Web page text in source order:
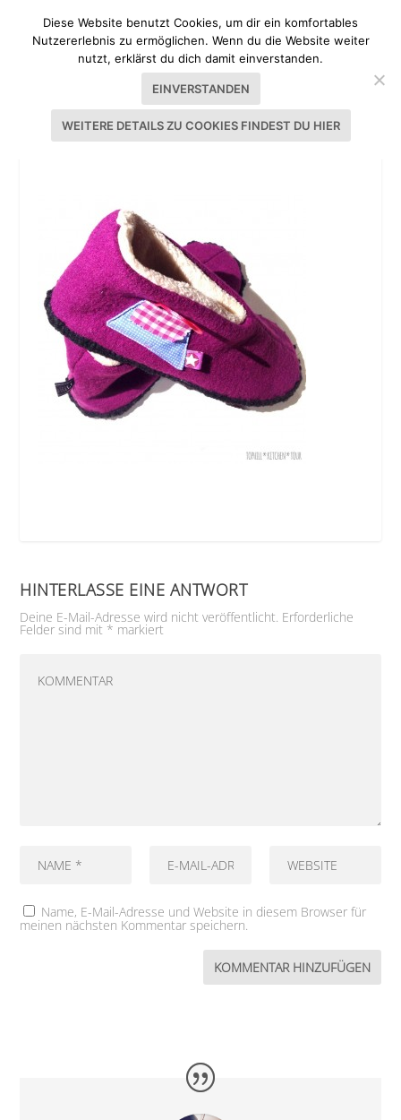
GEBURTSTAGSSCHUHE
HINTERLASSE EINE ANTWORT
Deine E-Mail-Adresse wird nicht veröffentlicht. Erforderliche
Felder sind mit * markiert
Name, E-Mail-Adresse und Website in diesem Browser für
meinen nächsten Kommentar speichern.
Diese Website benutzt Cookies, um dir ein komfortables
Nutzererlebnis zu ermöglichen. Wenn du die Website weiter
nutzt, erklärst du dich damit einverstanden.
EINVERSTANDEN
WEITERE DETAILS ZU COOKIES FINDEST DU HIER